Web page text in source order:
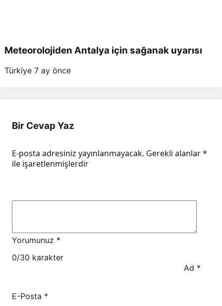
Meteorolojiden Antalya için sağanak uyarısı
Türkiye 7 ay önce
Bir Cevap Yaz
E-posta adresiniz yayınlanmayacak. Gerekli alanlar*
ile işaretlenmişlerdir
Yorumunuz *
0/30 karakter
Ad *
E-Posta *